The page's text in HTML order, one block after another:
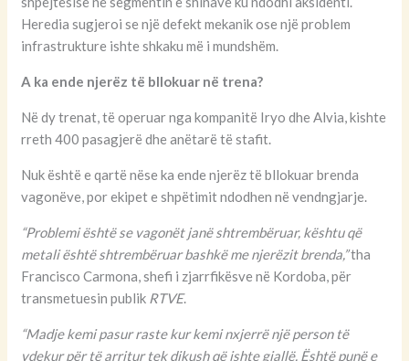
Heredia sugjeroi se një defekt mekanik ose një problem
infrastrukture ishte shkaku më i mundshëm.
A ka ende njerëz të bllokuar në trena?
Në dy trenat, të operuar nga kompanitë Iryo dhe Alvia, kishte
rreth 400 pasagjerë dhe anëtarë të stafit.
Nuk është e qartë nëse ka ende njerëz të bllokuar brenda
vagonëve, por ekipet e shpëtimit ndodhen në vendngjarje.
“Problemi është se vagonët janë shtrembëruar, kështu që
metali është shtrembëruar bashkë me njerëzit brenda,”tha
Francisco Carmona, shefi i zjarrfikësve në Kordoba, për
transmetuesin publik RTVE.
“Madje kemi pasur raste kur kemi nxjerrë një person të
vdekur për të arritur tek dikush që ishte gjallë. Është punë e